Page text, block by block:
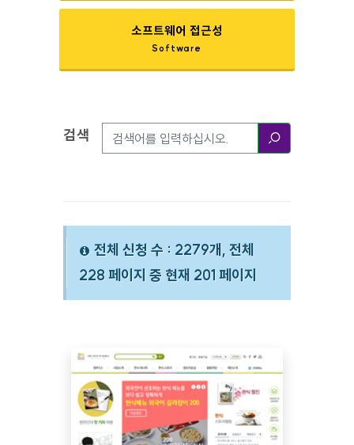
소프트웨어 접근성
Software
검색옵션
검색
전체 신청 수 : 2279개, 전체
228 페이지 중 현재 201 페이지